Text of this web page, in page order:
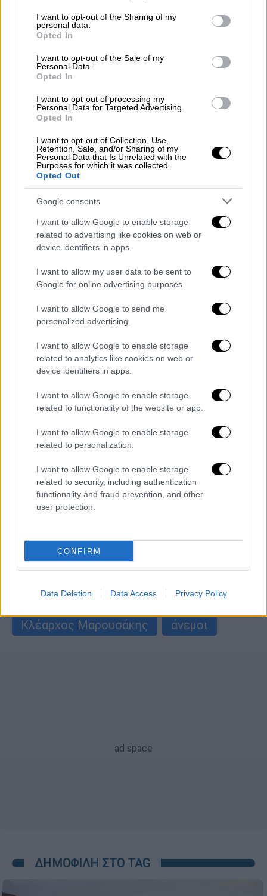
not limited to your visit or usage behaviour. You may click to
grant or deny consent to Google and its third-party tags to
use your data for below specified purposes in below Google
consent section.
I want to opt-out of the Sharing of my
personal data.
Opted In
I want to opt-out of the Sale of my
Personal Data.
Opted In
I want to opt-out of processing my
Personal Data for Targeted Advertising.
Opted In
I want to opt-out of Collection, Use,
Retention, Sale, and/or Sharing of my
Personal Data that Is Unrelated with the
Purposes for which it was collected.
Opted Out
Google consents
I want to allow Google to enable storage
related to advertising like cookies on web or
device identifiers in apps.
I want to allow my user data to be sent to
Google for online advertising purposes.
I want to allow Google to send me
personalized advertising.
I want to allow Google to enable storage
related to analytics like cookies on web or
device identifiers in apps.
I want to allow Google to enable storage
related to functionality of the website or app.
I want to allow Google to enable storage
related to personalization.
I want to allow Google to enable storage
related to security, including authentication
functionality and fraud prevention, and other
user protection.
CONFIRM
Data Deletion Data Access Privacy Policy
Καιρός|21.06.2026 07:00
Πρόγνωση ΕΜΥ: Μικρή άνοδος της
θερμοκρασίας, στους 35 ο υδράργυρος
την Κυριακή
Πού περιμένουμε βροχές και καταιγίδες
Καιρός|18.06.2026 09:00
Ενισχύονται οι άνεμοι, αυξάνεται ο
κίνδυνος πυρκαγιάς - Η πρόγνωση του
Κλέαρχου Μαρουσάκη
Η πρόγνωση του μετεωρολόγου του OPEN
ΑΛΛΑ #TAGS
ειδήσεις τώρα
ΕΜΥ
βροχές
θερμοκρασία
καταιγίδες
Κλέαρχος Μαρουσάκης
άνεμοι
ΔΗΜΟΦΙΛΗ ΣΤΟ TAG